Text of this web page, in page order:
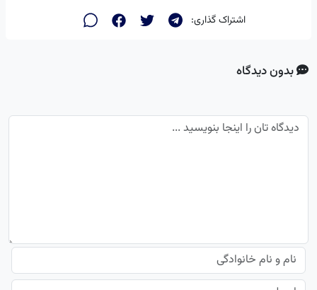
اشتراک گذاری:
بدون دیدگاه